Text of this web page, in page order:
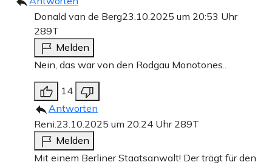
Donald van de Berg23.10.2025 um 20:53 Uhr
289T
Melden
Nein, das war von den Rodgau Monotones..
14
Antworten
Reni.23.10.2025 um 20:24 Uhr 289T
Melden
Mit einem Berliner Staatsanwalt! Der trägt für den